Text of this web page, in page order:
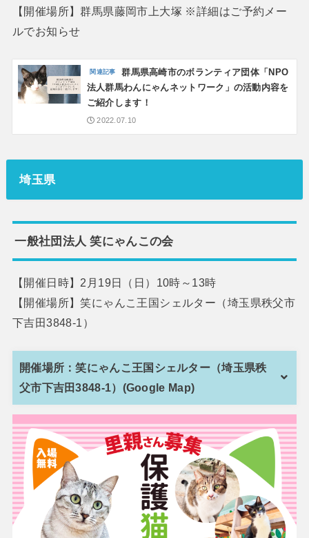
【開催場所】群馬県藤岡市上大塚 ※詳細はご予約メー
ルでお知らせ
群馬県高崎市のボランティア団体「NPO
法人群馬わんにゃんネットワーク」の活動内容を
ご紹介します！
2022.07.10
埼玉県
一般社団法人 笑にゃんこの会
【開催日時】2月19日（日）10時～13時
【開催場所】笑にゃんこ王国シェルター（埼玉県秩父市
下吉田3848-1）
開催場所：笑にゃんこ王国シェルター（埼玉県秩
父市下吉田3848-1）(Google Map)